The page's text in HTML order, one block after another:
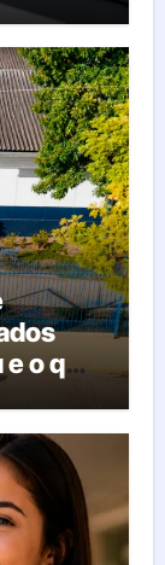
o que